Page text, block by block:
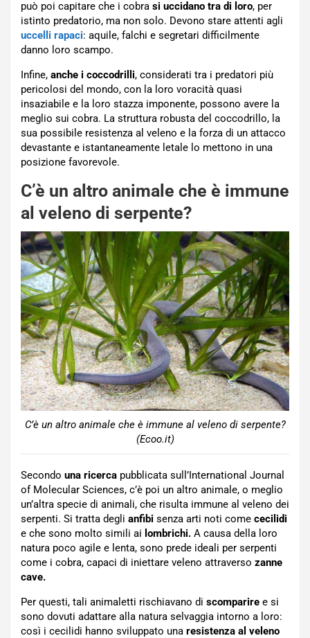
può poi capitare che i cobra si uccidano tra di loro, per
istinto predatorio, ma non solo. Devono stare attenti agli
uccelli rapaci: aquile, falchi e segretari difficilmente
danno loro scampo.
Infine, anche i coccodrilli, considerati tra i predatori più
pericolosi del mondo, con la loro voracità quasi
insaziabile e la loro stazza imponente, possono avere la
meglio sui cobra. La struttura robusta del coccodrillo, la
sua possibile resistenza al veleno e la forza di un attacco
devastante e istantaneamente letale lo mettono in una
posizione favorevole.
C’è un altro animale che è immune
al veleno di serpente?
C’è un altro animale che è immune al veleno di serpente?
(Ecoo.it)
Secondo una ricerca pubblicata sull’International Journal
of Molecular Sciences, c’è poi un altro animale, o meglio
un’altra specie di animali, che risulta immune al veleno dei
serpenti. Si tratta degli anfibi senza arti noti come cecilidi
e che sono molto simili ai lombrichi. A causa della loro
natura poco agile e lenta, sono prede ideali per serpenti
come i cobra, capaci di iniettare veleno attraverso zanne
cave.
Per questi, tali animaletti rischiavano di scomparire e si
sono dovuti adattare alla natura selvaggia intorno a loro:
così i cecilidi hanno sviluppato una resistenza al veleno